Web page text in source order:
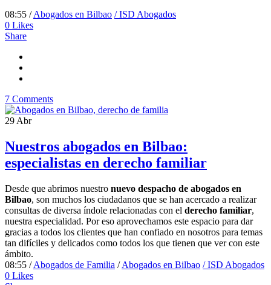
08:55 /Abogados en Bilbao / ISD Abogados
0 Likes
Share
7 Comments
29 Abr
Nuestros abogados en Bilbao:
especialistas en derecho familiar
Desde que abrimos nuestro nuevo despacho de abogados en
Bilbao, son muchos los ciudadanos que se han acercado a realizar
consultas de diversa índole relacionadas con el derecho familiar,
nuestra especialidad. Por eso aprovechamos este espacio para dar
gracias a todos los clientes que han confiado en nosotros para temas
tan difíciles y delicados como todos los que tienen que ver con este
ámbito.
08:55 /Abogados de Familia /Abogados en Bilbao / ISD Abogados
0 Likes